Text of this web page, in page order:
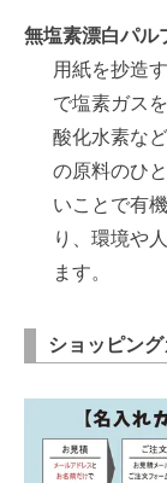
無塩素漂白パル
用紙を抄造
で塩素ガス
酸化水素な
の原料のひ
いことで有
り、環境や
ます。
ショッピン